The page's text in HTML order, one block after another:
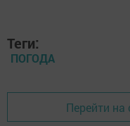
Теги:
ПОГОДА
Перейти на